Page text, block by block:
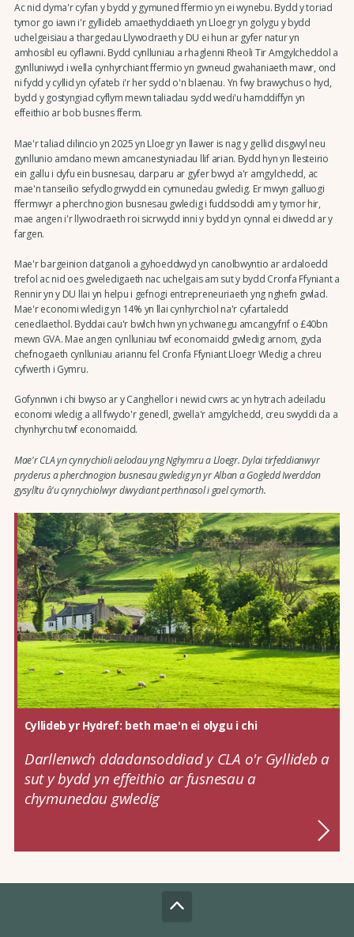
Ac nid dyma'r cyfan y bydd y gymuned ffermio yn ei wynebu. Bydd y toriad
tymor go iawn i'r gyllideb amaethyddiaeth yn Lloegr yn golygu y bydd
uchelgeisiau a thargedau Llywodraeth y DU ei hun ar gyfer natur yn
amhosibl eu cyflawni. Bydd cynlluniau a rhaglenni Rheoli Tir Amgylcheddol a
gynlluniwyd i wella cynhyrchiant ffermio yn gwneud gwahaniaeth mawr, ond
ni fydd y cyllid yn cyfateb i'r her sydd o'n blaenau. Yn fwy brawychus o hyd,
bydd y gostyngiad cyflym mewn taliadau sydd wedi'u hamddiffyn yn
effeithio ar bob busnes fferm.
Mae'r taliad dilincio yn 2025 yn Lloegr yn llawer is nag y gellid disgwyl neu
gynllunio amdano mewn amcanestyniadau llif arian. Bydd hyn yn llesteirio
ein gallu i dyfu ein busnesau, darparu ar gyfer bwyd a'r amgylchedd, ac
mae'n tanseilio sefydlogrwydd ein cymunedau gwledig. Er mwyn galluogi
ffermwyr a pherchnogion busnesau gwledig i fuddsoddi am y tymor hir,
mae angen i'r llywodraeth roi sicrwydd inni y bydd yn cynnal ei diwedd ar y
fargen.
Mae'r bargeinion datganoli a gyhoeddwyd yn canolbwyntio ar ardaloedd
trefol ac nid oes gweledigaeth nac uchelgais am sut y bydd Cronfa Ffyniant a
Rennir yn y DU llai yn helpu i gefnogi entrepreneuriaeth yng nghefn gwlad.
Mae'r economi wledig yn 14% yn llai cynhyrchiol na'r cyfartaledd
cenedlaethol. Byddai cau'r bwlch hwn yn ychwanegu amcangyfrif o £40bn
mewn GVA. Mae angen cynlluniau twf economaidd gwledig arnom, gyda
chefnogaeth cynlluniau ariannu fel Cronfa Ffyniant Lloegr Wledig a chreu
cyfwerth i Gymru.
Gofynnwn i chi bwyso ar y Canghellor i newid cwrs ac yn hytrach adeiladu
economi wledig a all fwydo'r genedl, gwella'r amgylchedd, creu swyddi da a
chynhyrchu twf economaidd.
Mae'r CLA yn cynrychioli aelodau yng Nghymru a Lloegr. Dylai tirfeddianwyr
pryderus a pherchnogion busnesau gwledig yn yr Alban a Gogledd Iwerddon
gysylltu â'u cynrychiolwyr diwydiant perthnasol i gael cymorth.
Cyllideb yr Hydref: beth mae'n ei olygu i chi
Darllenwch ddadansoddiad y CLA o'r Gyllideb a
sut y bydd yn effeithio ar fusnesau a
chymunedau gwledig